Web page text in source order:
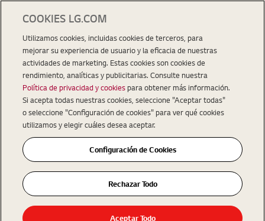
COOKIES LG.COM
Utilizamos cookies, incluidas cookies de terceros, para
mejorar su experiencia de usuario y la eficacia de nuestras
actividades de marketing. Estas cookies son cookies de
rendimiento, analíticas y publicitarias. Consulte nuestra
Política de privacidad y cookiespara obtener más información.
Si acepta todas nuestras cookies, seleccione "Aceptar todas"
o seleccione "Configuración de cookies" para ver qué cookies
utilizamos y elegir cuáles desea aceptar.
Configuración de Cookies
Rechazar Todo
Aceptar Todo